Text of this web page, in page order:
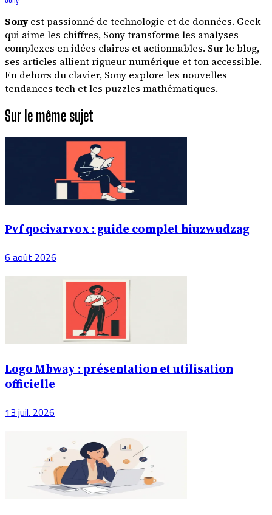
Sony est passionné de technologie et de données. Geek
qui aime les chiffres, Sony transforme les analyses
complexes en idées claires et actionnables. Sur le blog,
ses articles allient rigueur numérique et ton accessible.
En dehors du clavier, Sony explore les nouvelles
tendances tech et les puzzles mathématiques.
Sur le même sujet
Pvf qocivarvox : guide complet hiuzwudzag
6 août 2026
Logo Mbway : présentation et utilisation
officielle
13 juil. 2026